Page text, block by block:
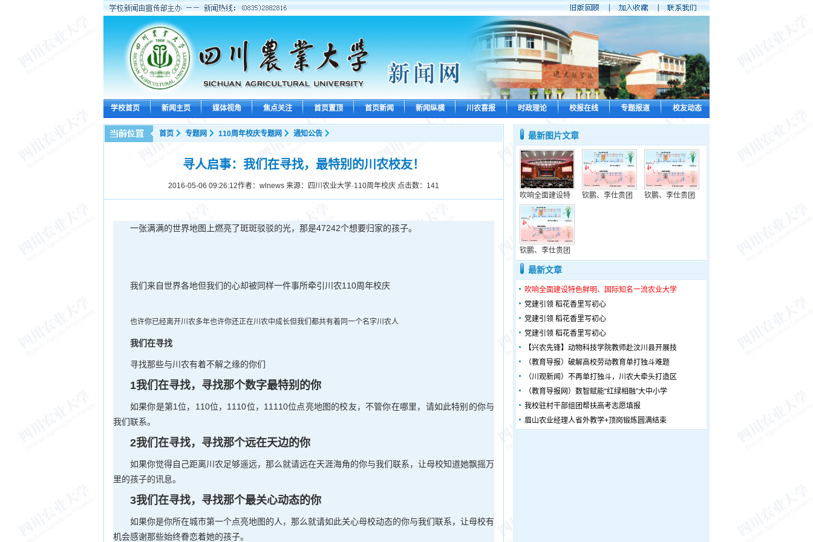
学校首页 新闻主页 媒体视角 焦点关注 首页置顶 首页新闻 新闻纵横 川农喜报 时政理论 校报在线 专题报道 校友动态
首页 专题网 110周年校庆专题网 通知公告
寻人启事：我们在寻找，最特别的川农校友！
2016-05-06 09:26:12作者：wlnews 来源：四川农业大学·110周年校庆 点击数： 141
一张满满的世界地图上燃亮了斑斑驳驳的光，那是47242个想要归家的孩子。
我们来自世界各地但我们的心却被同样一件事所牵引川农110周年校庆
也许你已经离开川农多年也许你还正在川农中成长但我们都共有着同一个名字川农人
我们在寻找
寻找那些与川农有着不解之缘的你们
1我们在寻找，寻找那个数字最特别的你
如果你是第1位，110位，1110位，11110位点亮地图的校友，不管你在哪里，请如此特别的你与
我们联系。
2我们在寻找，寻找那个远在天边的你
如果你觉得自己距离川农足够遥远，那么就请远在天涯海角的你与我们联系，让母校知道她飘摇万
里的孩子的讯息。
3我们在寻找，寻找那个最关心动态的你
如果你是你所在城市第一个点亮地图的人，那么就请如此关心母校动态的你与我们联系，让母校有
机会感谢那些始终眷恋着她的孩子。
最新图片文章
吹响全面建设特 钦鹏、李仕贵团 钦鹏、李仕贵团
钦鹏、李仕贵团
最新文章
吹响全面建设特色鲜明、国际知名一流农业大学
党建引领 稻花香里写初心
党建引领 稻花香里写初心
党建引领 稻花香里写初心
【兴农先锋】动物科技学院教师赴汶川县开展技
（教育导报）破解高校劳动教育单打独斗难题
（川观新闻）不再单打独斗，川农大牵头打造区
（教育导报网）数智赋能“红绿相融”大中小学
我校驻村干部组团帮扶高考志愿填报
眉山农业经理人省外教学+顶岗锻炼圆满结束